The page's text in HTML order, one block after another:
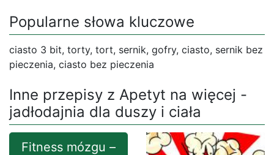
Popularne słowa kluczowe
ciasto 3 bit, torty, tort, sernik, gofry, ciasto, sernik bez
pieczenia, ciasto bez pieczenia
Inne przepisy z Apetyt na więcej -
jadłodajnia dla duszy i ciała
Fitness mózgu –